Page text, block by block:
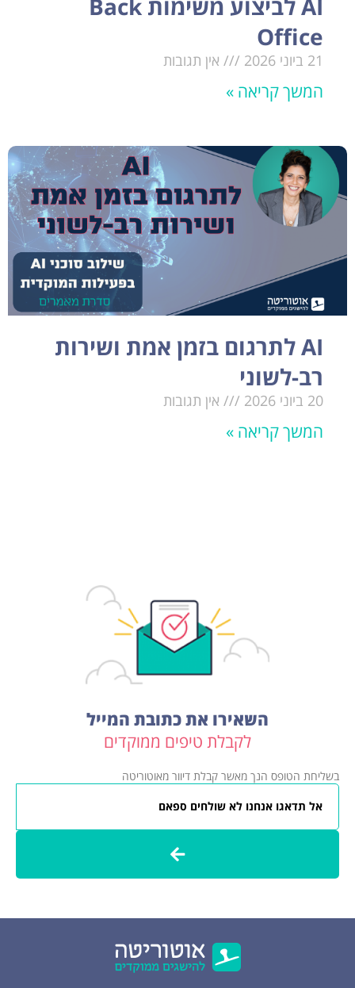
AI לביצוע משימות Back
Office
21 ביוני 2026 אין תגובות
המשך קריאה »
AI לתרגום בזמן אמת ושירות
רב-לשוני
20 ביוני 2026 אין תגובות
המשך קריאה »
השאירו את כתובת המייל
לקבלת טיפים ממוקדים
בשליחת הטופס הנך מאשר קבלת דיוור מאוטוריטה